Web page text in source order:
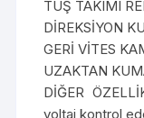
TUŞ TAKIMI
DİREKSİYON
GERİ VİTES
UZAKTAN
DİĞER
voltaj kontrol